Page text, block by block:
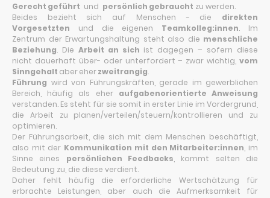
Gerecht geführt und persönlich gebraucht zu werden.
Beides bezieht sich auf Menschen - die direkten
Vorgesetzten und die eigenen Teamkolleg:innen. Im
Zentrum der Erwartungshaltung steht also die menschliche
Beziehung. Die Arbeit an sich ist dagegen – sofern diese
nicht dauerhaft über- oder unterfordert – zwar wichtig, vom
Sinngehalt abereherzweitrangig.
Führung wird von Führungskräften, gerade im gewerblichen
Bereich, häufig als eher aufgabenorientierte Anweisung
verstanden. Es steht für sie somit in erster Linie im Vordergrund,
die Arbeit zu planen/verteilen/steuern/kontrollieren und zu
optimieren.
Der Führungsarbeit, die sich mit dem Menschen beschäftigt,
also mit der Kommunikation mit den Mitarbeiter:innen , im
Sinne eines persönlichen Feedbacks , kommt selten die
Bedeutung zu, die diese verdient.
Daher fehlt häufig die erforderliche Wertschätzung für
erbrachte Leistungen, aber auch die Aufmerksamkeit für